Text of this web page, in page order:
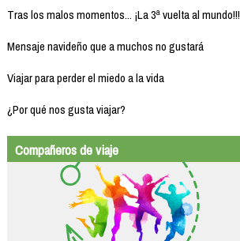
Tras los malos momentos... ¡La 3ª vuelta al mundo!!!
Mensaje navideño que a muchos no gustará
Viajar para perder el miedo a la vida
¿Por qué nos gusta viajar?
Compañeros de viaje